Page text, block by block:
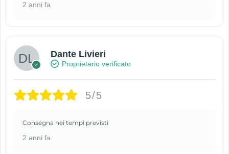
2 anni fa
Dante Livieri
Proprietario verificato
5/5
Consegna nei tempi previsti
2 anni fa